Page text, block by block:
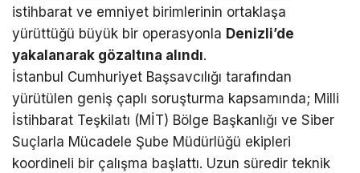
istihbarat ve emniyet birimlerinin ortaklaşa
yürüttüğü büyük bir operasyonla Denizli’de
yakalanarak gözaltına alındı.
İstanbul Cumhuriyet Başsavcılığı tarafından
yürütülen geniş çaplı soruşturma kapsamında; Milli
İstihbarat Teşkilatı (MİT) Bölge Başkanlığı ve Siber
Suçlarla Mücadele Şube Müdürlüğü ekipleri
koordineli bir çalışma başlattı. Uzun süredir teknik